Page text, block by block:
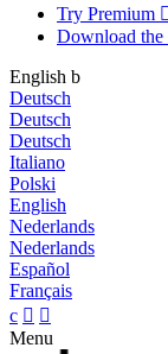
Try Premium 
Download the
English b
Deutsch
Deutsch
Deutsch
Italiano
Polski
English
Nederlands
Nederlands
Español
Français
c  
Menu